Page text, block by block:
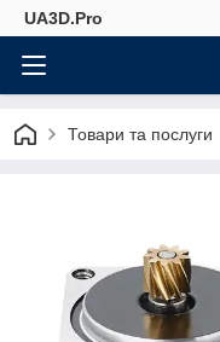
UA3D.Pro
Товари та послуги